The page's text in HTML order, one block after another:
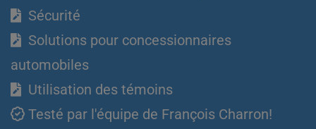
Sécurité
Solutions pour concessionnaires
automobiles
Utilisation des témoins
Testé par l'équipe de François Charron!